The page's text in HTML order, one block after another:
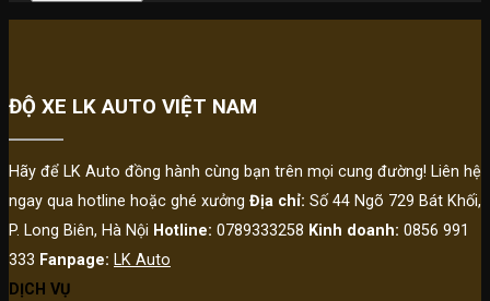
ĐỘ XE LK AUTO VIỆT NAM
Hãy để LK Auto đồng hành cùng bạn trên mọi cung đường! Liên hệ
ngay qua hotline hoặc ghé xưởng Địa chỉ: Số 44 Ngõ 729 Bát Khối,
P. Long Biên, Hà Nội Hotline: 0789333258 Kinh doanh: 0856 991
333 Fanpage: LK Auto
DỊCH VỤ